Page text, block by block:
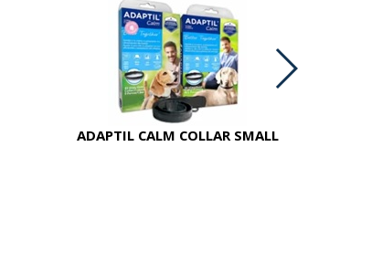
ADAPTIL CALM COLLAR SMALL